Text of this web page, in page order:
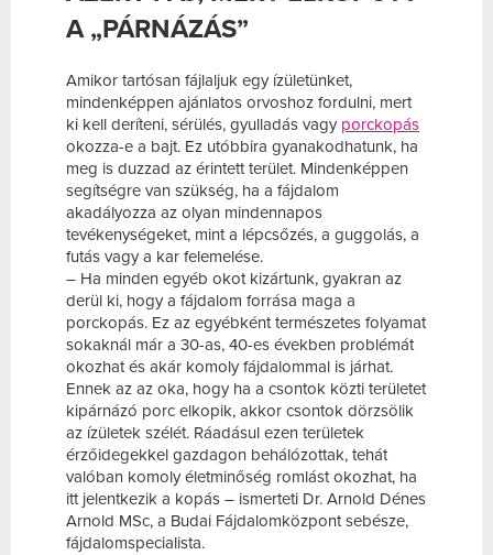
A „PÁRNÁZÁS”
Amikor tartósan fájlaljuk egy ízületünket,
mindenképpen ajánlatos orvoshoz fordulni, mert
ki kell deríteni, sérülés, gyulladás vagy porckopás
okozza-e a bajt. Ez utóbbira gyanakodhatunk, ha
meg is duzzad az érintett terület. Mindenképpen
segítségre van szükség, ha a fájdalom
akadályozza az olyan mindennapos
tevékenységeket, mint a lépcsőzés, a guggolás, a
futás vagy a kar felemelése.
– Ha minden egyéb okot kizártunk, gyakran az
derül ki, hogy a fájdalom forrása maga a
porckopás. Ez az egyébként természetes folyamat
sokaknál már a 30-as, 40-es években problémát
okozhat és akár komoly fájdalommal is járhat.
Ennek az az oka, hogy ha a csontok közti területet
kipárnázó porc elkopik, akkor csontok dörzsölik
az ízületek szélét. Ráadásul ezen területek
érzőidegekkel gazdagon behálózottak, tehát
valóban komoly életminőség romlást okozhat, ha
itt jelentkezik a kopás – ismerteti Dr. Arnold Dénes
Arnold MSc, a Budai Fájdalomközpont sebésze,
fájdalomspecialista.